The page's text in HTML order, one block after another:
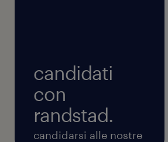
candidati
con
randstad.
candidarsi alle nostre